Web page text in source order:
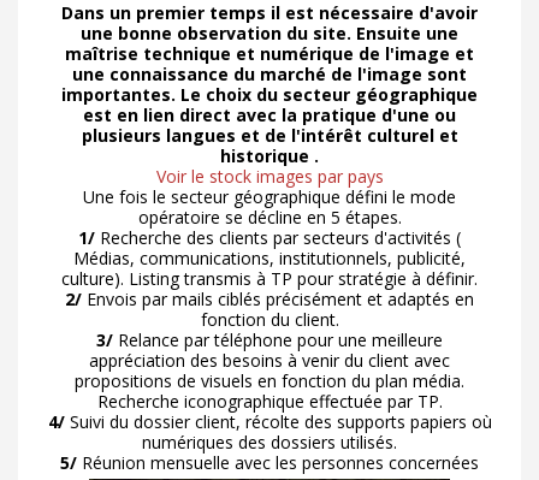
Dans un premier temps il est nécessaire d'avoir
une bonne observation du site. Ensuite une
maîtrise technique et numérique de l'image et
une connaissance du marché de l'image sont
importantes. Le choix du secteur géographique
est en lien direct avec la pratique d'une ou
plusieurs langues et de l'intérêt culturel et
historique .
Voir le stock images par pays
Une fois le secteur géographique défini le mode
opératoire se décline en 5 étapes.
1/ Recherche des clients par secteurs d'activités (
Médias, communications, institutionnels, publicité,
culture). Listing transmis à TP pour stratégie à définir.
2/ Envois par mails ciblés précisément et adaptés en
fonction du client.
3/ Relance par téléphone pour une meilleure
appréciation des besoins à venir du client avec
propositions de visuels en fonction du plan média.
Recherche iconographique effectuée par TP.
4/Suivi du dossier client, récolte des supports papiers où
numériques des dossiers utilisés.
5/ Réunion mensuelle avec les personnes concernées